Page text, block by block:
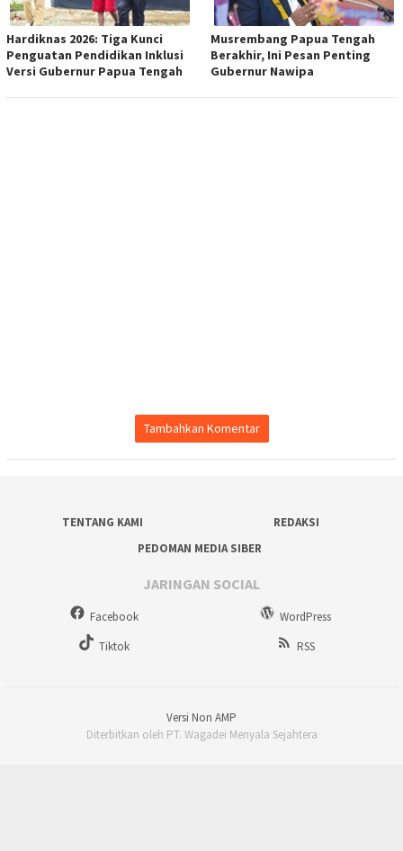
Hardiknas 2026: Tiga Kunci
Penguatan Pendidikan Inklusi
Versi Gubernur Papua Tengah
Musrembang Papua Tengah
Berakhir, Ini Pesan Penting
Gubernur Nawipa
Tambahkan Komentar
TENTANG KAMI
REDAKSI
PEDOMAN MEDIA SIBER
JARINGAN SOCIAL
Facebook
WordPress
Tiktok
RSS
Versi Non AMP
Diterbitkan oleh PT. Wagadei Menyala Sejahtera